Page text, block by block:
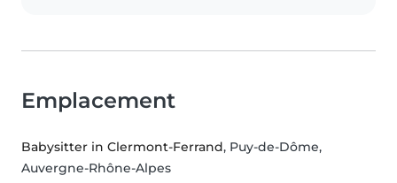
Emplacement
Babysitter in Clermont-Ferrand, Puy-de-Dôme,
Auvergne-Rhône-Alpes